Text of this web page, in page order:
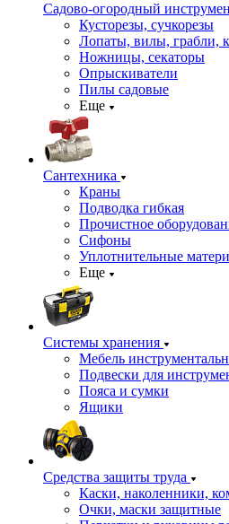
Садово-огородный
Кусторезы, сучкорезы
Лопаты, вилы, грабли,
Ножницы, секаторы
Опрыскиватели
Пилы садовые
Еще
Сантехника
Краны
Подводка гибкая
Прочистное
Сифоны
Уплотнительные
Еще
Системы хранения
Мебель
Подвески для
Пояса и сумки
Ящики
Средства защиты труда
Каски, наколенники,
Очки, маски защитные